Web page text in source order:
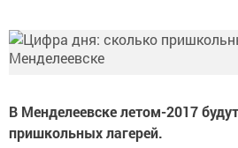
В Менделеевске летом-2017
пришкольных лагерей.